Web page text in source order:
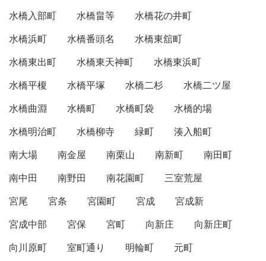
水橋入部町
水橋畠等
水橋花の井町
水橋浜町
水橋番頭名
水橋東舘町
水橋東出町
水橋東天神町
水橋東浜町
水橋平榎
水橋平塚 水橋二杉
水橋二ツ屋
水橋曲淵
水橋町 水橋町袋
水橋的場
水橋明治町
水橋柳寺 緑町
湊入船町
南大場
南金屋 南栗山 南新町
南田町
南中田
南野田 南花園町
三室荒屋
宮尾
宮条 宮園町 宮成
宮成新
宮成中部
宮保 宮町 向新庄
向新庄町
向川原町
室町通り 明輪町 元町